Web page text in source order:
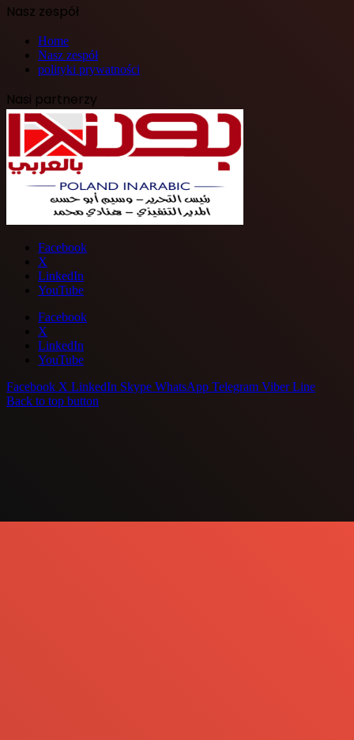
Nasz zespół
Home
Nasz zespół
polityki prywatności
Nasi partnerzy
Facebook
X
LinkedIn
YouTube
Facebook
X
LinkedIn
YouTube
Facebook X LinkedIn Skype WhatsApp Telegram Viber Line
Back to top button